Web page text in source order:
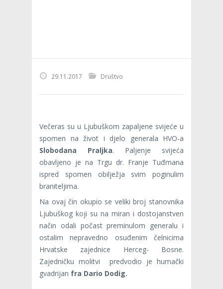
29.11.2017 Društvo
Večeras su u Ljubuškom zapaljene svijeće u
spomen na život i djelo generala HVO-a
Slobodana Praljka. Paljenje svijeća
obavljeno je na Trgu dr. Franje Tuđmana
ispred spomen obilježja svim poginulim
braniteljima.
Na ovaj čin okupio se veliki broj stanovnika
Ljubuškog koji su na miran i dostojanstven
način odali počast preminulom generalu i
ostalim nepravedno osuđenim čelnicima
Hrvatske zajednice Herceg- Bosne.
Zajedničku molitvi predvodio je humački
gvadrijan fra Dario Dodig.